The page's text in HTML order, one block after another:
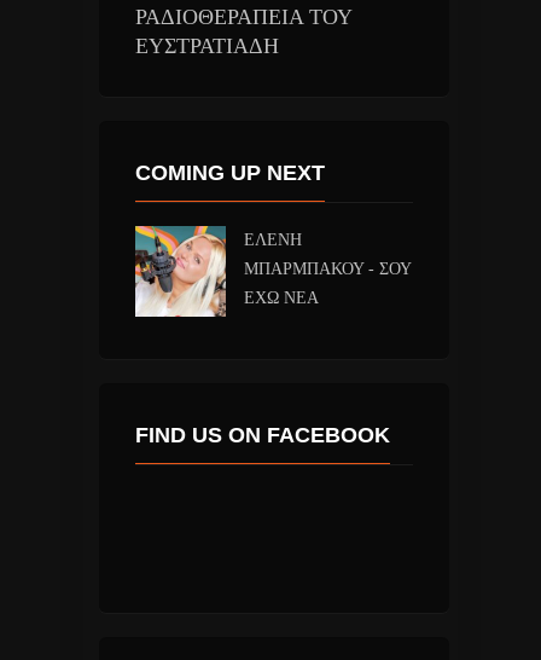
ΡΑΔΙΟΘΕΡΑΠΕΙΑ ΤΟΥ
ΕΥΣΤΡΑΤΙΑΔΗ
COMING UP NEXT
ΕΛΕΝΗ
ΜΠΑΡΜΠΑΚΟΥ - ΣΟΥ
ΕΧΩ ΝΕΑ
FIND US ON FACEBOOK